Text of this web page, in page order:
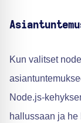
Kun valitset
Node.js-
hallussaan ja